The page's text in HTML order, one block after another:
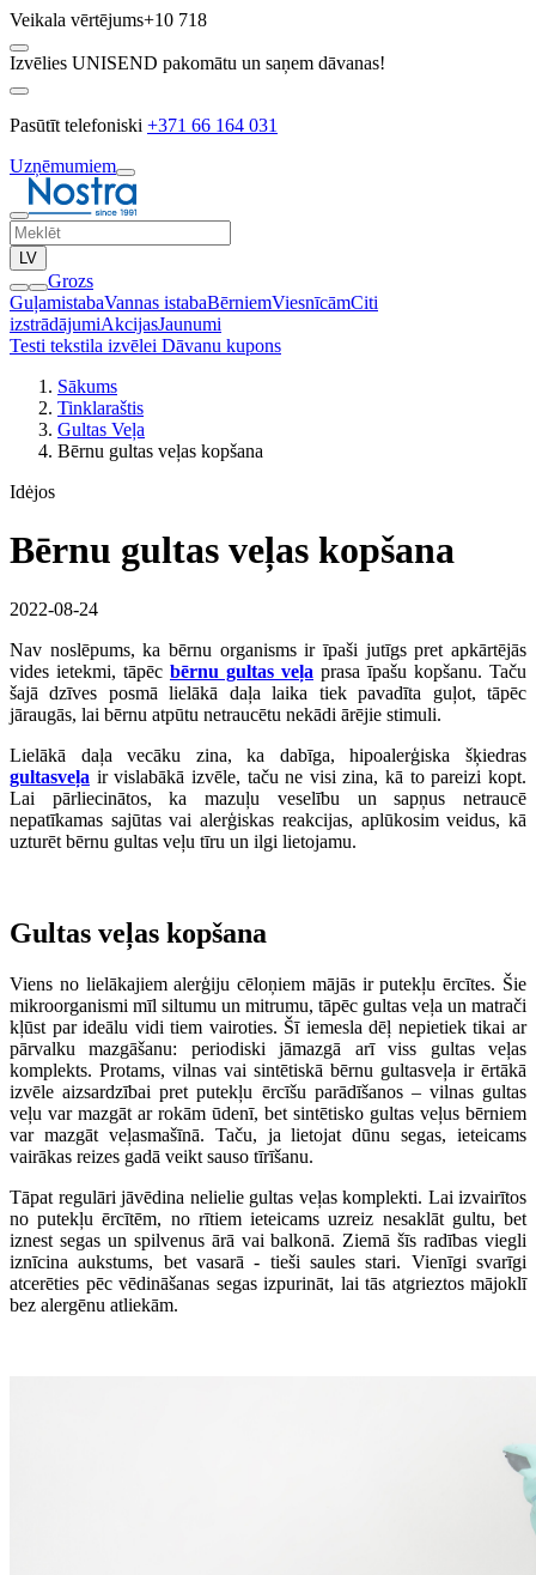
Veikala vērtējums+10 718
Izvēlies UNISEND pakomātu un saņem dāvanas!
Pasūtīt telefoniski +371 66 164 031
Uzņēmumiem
LV
Grozs
GuļamistabaVannas istabaBērniemViesnīcāmCiti
izstrādājumiAkcijasJaunumi
Testi tekstila izvēlei Dāvanu kupons
Sākums
Tinklaraštis
Gultas Veļa
Bērnu gultas veļas kopšana
Idėjos
Bērnu gultas veļas kopšana
2022-08-24
Nav noslēpums, ka bērnu organisms ir īpaši jutīgs pret apkārtējās
vides ietekmi, tāpēc bērnu gultas veļa prasa īpašu kopšanu. Taču
šajā dzīves posmā lielākā daļa laika tiek pavadīta guļot, tāpēc
jāraugās, lai bērnu atpūtu netraucētu nekādi ārējie stimuli.
Lielākā daļa vecāku zina, ka dabīga, hipoalerģiska šķiedras
gultasveļa ir vislabākā izvēle, taču ne visi zina, kā to pareizi kopt.
Lai pārliecinātos, ka mazuļu veselību un sapņus netraucē
nepatīkamas sajūtas vai alerģiskas reakcijas, aplūkosim veidus, kā
uzturēt bērnu gultas veļu tīru un ilgi lietojamu.
Gultas veļas kopšana
Viens no lielākajiem alerģiju cēloņiem mājās ir putekļu ērcītes. Šie
mikroorganismi mīl siltumu un mitrumu, tāpēc gultas veļa un matrači
kļūst par ideālu vidi tiem vairoties. Šī iemesla dēļ nepietiek tikai ar
pārvalku mazgāšanu: periodiski jāmazgā arī viss gultas veļas
komplekts. Protams, vilnas vai sintētiskā bērnu gultasveļa ir ērtākā
izvēle aizsardzībai pret putekļu ērcīšu parādīšanos – vilnas gultas
veļu var mazgāt ar rokām ūdenī, bet sintētisko gultas veļus bērniem
var mazgāt veļasmašīnā. Taču, ja lietojat dūnu segas, ieteicams
vairākas reizes gadā veikt sauso tīrīšanu.
Tāpat regulāri jāvēdina nelielie gultas veļas komplekti. Lai izvairītos
no putekļu ērcītēm, no rītiem ieteicams uzreiz nesaklāt gultu, bet
iznest segas un spilvenus ārā vai balkonā. Ziemā šīs radības viegli
iznīcina aukstums, bet vasarā - tieši saules stari. Vienīgi svarīgi
atcerēties pēc vēdināšanas segas izpurināt, lai tās atgrieztos mājoklī
bez alergēnu atliekām.